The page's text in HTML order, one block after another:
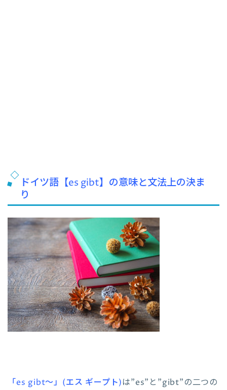
ドイツ語【es gibt】の意味と文法上の決ま
り
「es gibt～」(エス ギープト)は”es”と”gibt”の二つの